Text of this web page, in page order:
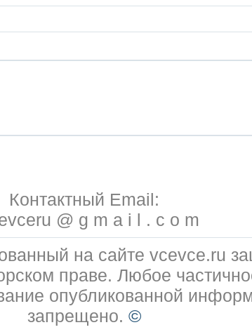
Контактный Email:
@ g m a i l . c o m
на сайте vcevce.ru
праве. Любое
опубликованной
запрещено. ©